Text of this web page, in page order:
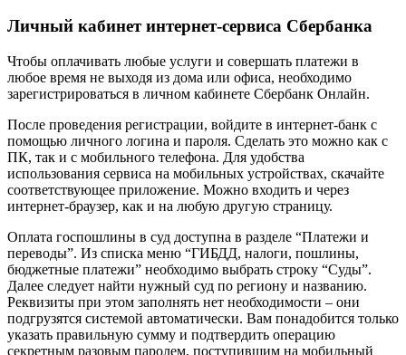
Личный кабинет интернет-сервиса Сбербанка
Чтобы оплачивать любые услуги и совершать платежи в
любое время не выходя из дома или офиса, необходимо
зарегистрироваться в личном кабинете Сбербанк Онлайн.
После проведения регистрации, войдите в интернет-банк с
помощью личного логина и пароля. Сделать это можно как с
ПК, так и с мобильного телефона. Для удобства
использования сервиса на мобильных устройствах, скачайте
соответствующее приложение. Можно входить и через
интернет-браузер, как и на любую другую страницу.
Оплата госпошлины в суд доступна в разделе “Платежи и
переводы”. Из списка меню “ГИБДД, налоги, пошлины,
бюджетные платежи” необходимо выбрать строку “Суды”.
Далее следует найти нужный суд по региону и названию.
Реквизиты при этом заполнять нет необходимости – они
подгрузятся системой автоматически. Вам понадобится только
указать правильную сумму и подтвердить операцию
секретным разовым паролем, поступившим на мобильный